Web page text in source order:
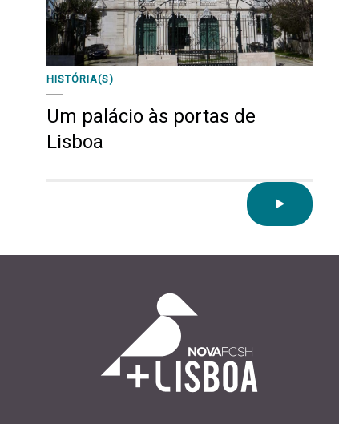
HISTÓRIA(S)
Um palácio às portas de
Lisboa